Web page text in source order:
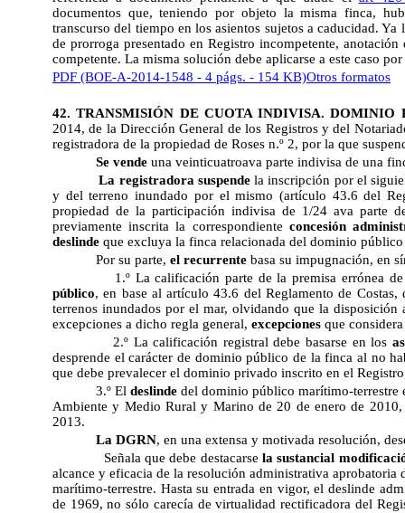
documentos que, teniendo por objeto la misma finca,
transcurso del tiempo en los asientos sujetos a caducidad. Ya
de prorroga presentado en Registro incompetente,
competente. La misma solución debe aplicarse a este caso
PDF (BOE-A-2014-1548 - 4 págs. - 154 KB)Otros formatos
42. TRANSMISIÓN DE CUOTA INDIVISA. DOMINIO
2014, de la Dirección General de los Registros y del
registradora de la propiedad de Roses n.º 2, por la que
Se vende una veinticuatroava parte indivisa de una
La registradora suspende la inscripción por el
y del terreno inundado por el mismo (artículo 43.6 del
propiedad de la participación indivisa de 1/24 ava parte
previamente inscrita la correspondiente concesión
deslinde que excluya la finca relacionada del dominio
Por su parte, el recurrente basa su impugnación, en
1.º La calificación parte de la premisa errónea
público, en base al artículo 43.6 del Reglamento de
terrenos inundados por el mar, olvidando que la
excepciones a dicho regla general, excepciones que
2.º La calificación registral debe basarse en los
desprende el carácter de dominio público de la finca al no
que debe prevalecer el dominio privado inscrito en el
3.º El deslinde del dominio público marítimo-terrestre
Ambiente y Medio Rural y Marino de 20 de enero de
2013.
La DGRN, en una extensa y motivada resolución,
Señala que debe destacarse la sustancial
alcance y eficacia de la resolución administrativa
marítimo-terrestre. Hasta su entrada en vigor, el deslinde
de 1969, no sólo carecía de virtualidad rectificadora del